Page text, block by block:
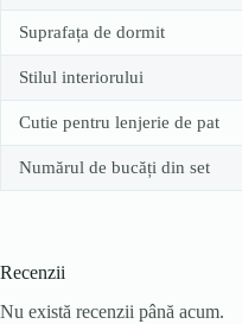
Suprafața de dormit
Stilul interiorului
Cutie pentru lenjerie de pat
Numărul de bucăți din set
Recenzii
Nu există recenzii până acum.